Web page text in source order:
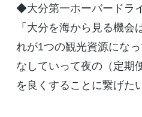
◆大分第一ホーバードラ
「大分を海から見る機会
れが1つの観光資源にな
なしていって夜の（定期
を良くすることに繋げた